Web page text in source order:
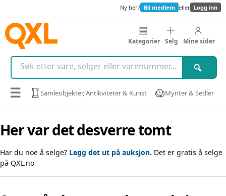
Ny her? Bli medlem eller Logg inn
Kategorier Selg Mine sider
☰ Samleobjekter, Antikviteter & Kunst Mynter & Sedler
Her var det desverre tomt
Har du noe å selge? Legg det ut på auksjon. Det er gratis å selge
på QXL.no